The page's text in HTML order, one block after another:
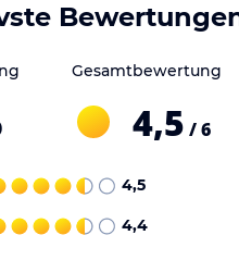
Gesamtbewertung
4,5 / 6
4,5
4,4